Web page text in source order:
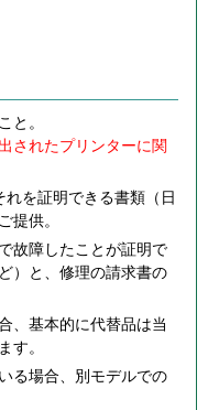
と。
されたプリンターに関
を証明できる書類（日
提供。
故障したことが証明で
）と、修理の請求書の
、基本的に代替品は当
す。
る場合、別モデルでの